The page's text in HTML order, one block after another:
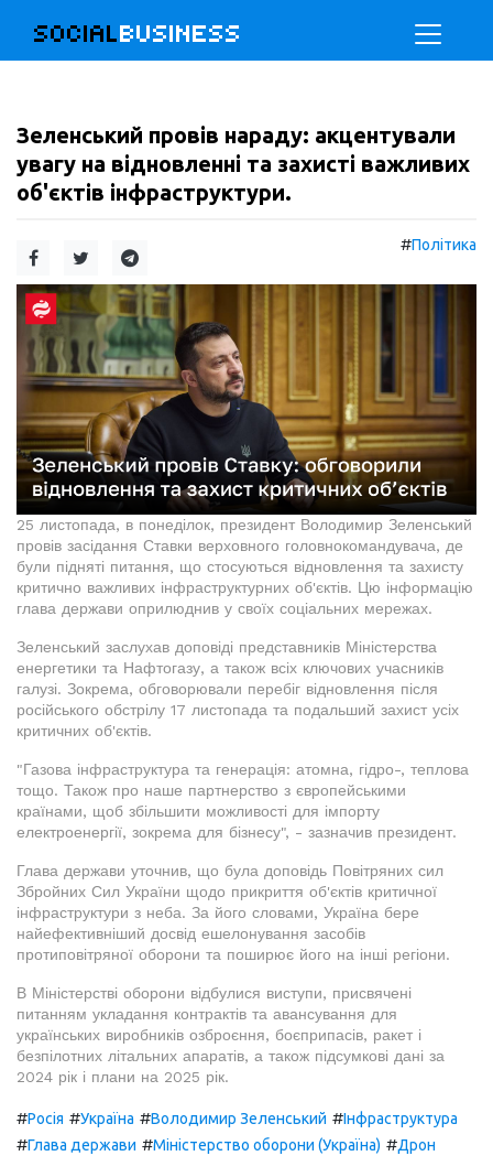
SOCIALBUSINESS
Зеленський провів нараду: акцентували
увагу на відновленні та захисті важливих
об'єктів інфраструктури.
#Політика
25 листопада, в понеділок, президент Володимир Зеленський
провів засідання Ставки верховного головнокомандувача, де
були підняті питання, що стосуються відновлення та захисту
критично важливих інфраструктурних об'єктів. Цю інформацію
глава держави оприлюднив у своїх соціальних мережах.
Зеленський заслухав доповіді представників Міністерства
енергетики та Нафтогазу, а також всіх ключових учасників
галузі. Зокрема, обговорювали перебіг відновлення після
російського обстрілу 17 листопада та подальший захист усіх
критичних об'єктів.
"Газова інфраструктура та генерація: атомна, гідро-, теплова
тощо. Також про наше партнерство з європейськими
країнами, щоб збільшити можливості для імпорту
електроенергії, зокрема для бізнесу", - зазначив президент.
Глава держави уточнив, що була доповідь Повітряних сил
Збройних Сил України щодо прикриття об'єктів критичної
інфраструктури з неба. За його словами, Україна бере
найефективніший досвід ешелонування засобів
протиповітряної оборони та поширює його на інші регіони.
В Міністерстві оборони відбулися виступи, присвячені
питанням укладання контрактів та авансування для
українських виробників озброєння, боєприпасів, ракет і
безпілотних літальних апаратів, а також підсумкові дані за
2024 рік і плани на 2025 рік.
#Росія #Україна #Володимир Зеленський #Інфраструктура
#Глава держави #Міністерство оборони (Україна) #Дрон